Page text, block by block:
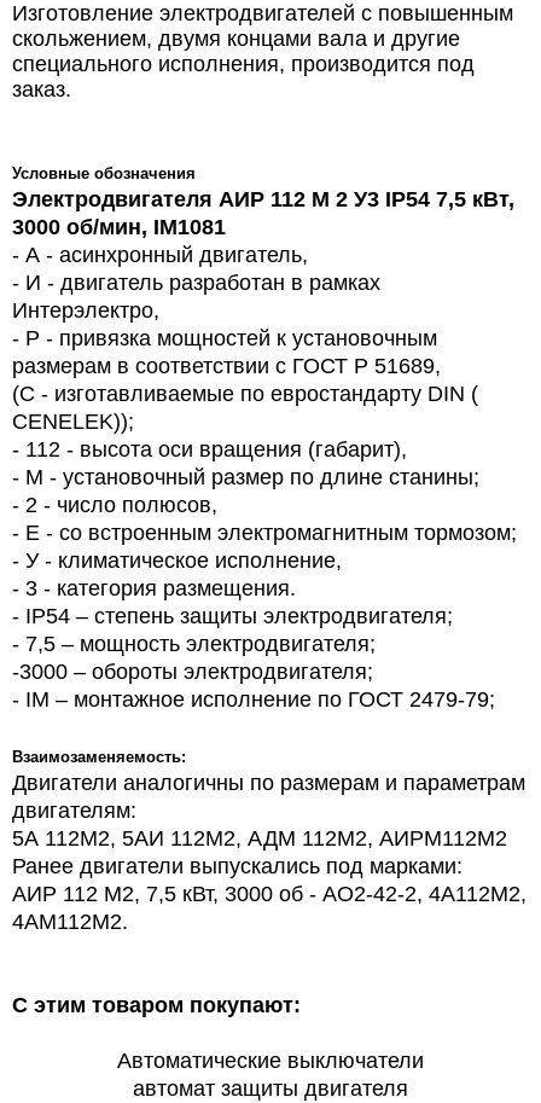
Изготовление электродвигателей с повышенным
скольжением, двумя концами вала и другие
специального исполнения, производится под
заказ.
Условные обозначения
Электродвигателя АИР 112 M 2 У3 IP54 7,5 кВт,
3000 об/мин, IM1081
- А - асинхронный двигатель,
- И - двигатель разработан в рамках
Интерэлектро,
- Р - привязка мощностей к установочным
размерам в соответствии с ГОСТ Р 51689,
(С - изготавливаемые по евростандарту DIN (
CENELEK));
- 112 - высота оси вращения (габарит),
- M - установочный размер по длине станины;
- 2 - число полюсов,
- Е - со встроенным электромагнитным тормозом;
- У - климатическое исполнение,
- 3 - категория размещения.
- IP54 – степень защиты электродвигателя;
- 7,5 – мощность электродвигателя;
-3000 – обороты электродвигателя;
- IM – монтажное исполнение по ГОСТ 2479-79;
Взаимозаменяемость:
Двигатели аналогичны по размерам и параметрам
двигателям:
5А 112М2, 5АИ 112М2, АДМ 112М2, АИРМ112М2
Ранее двигатели выпускались под марками:
АИР 112 М2, 7,5 кВт, 3000 об - АО2-42-2, 4А112М2,
4АМ112М2.
С этим товаром покупают:
Автоматические выключатели
автомат защиты двигателя